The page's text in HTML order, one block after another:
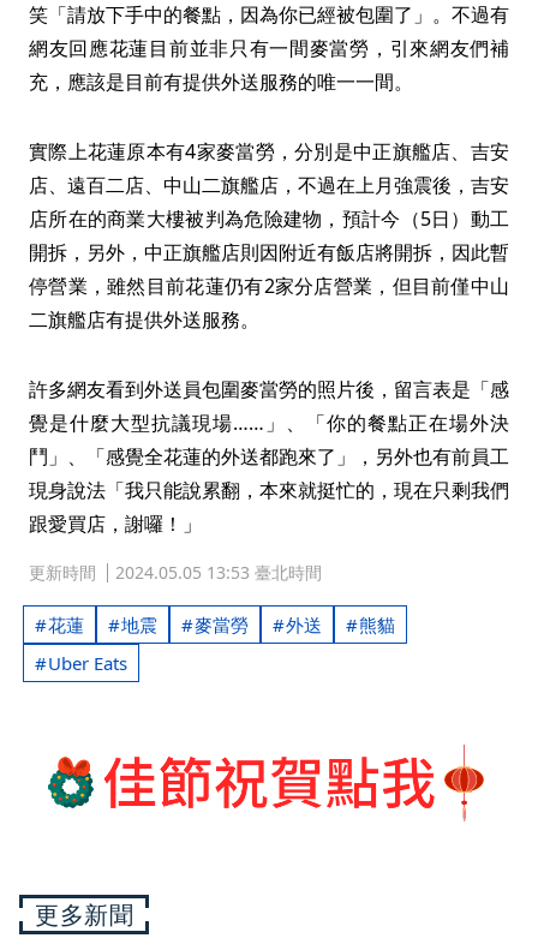
笑「請放下手中的餐點，因為你已經被包圍了」。不過有
網友回應花蓮目前並非只有一間麥當勞，引來網友們補
充，應該是目前有提供外送服務的唯一一間。
實際上花蓮原本有4家麥當勞，分別是中正旗艦店、吉安
店、遠百二店、中山二旗艦店，不過在上月強震後，吉安
店所在的商業大樓被判為危險建物，預計今（5日）動工
開拆，另外，中正旗艦店則因附近有飯店將開拆，因此暫
停營業，雖然目前花蓮仍有2家分店營業，但目前僅中山
二旗艦店有提供外送服務。
許多網友看到外送員包圍麥當勞的照片後，留言表是「感
覺是什麼大型抗議現場……」、「你的餐點正在場外決
鬥」、「感覺全花蓮的外送都跑來了」，另外也有前員工
現身說法「我只能說累翻，本來就挺忙的，現在只剩我們
跟愛買店，謝囉！」
更新時間 2024.05.05 13:53 臺北時間
花蓮 地震 麥當勞 外送
熊貓
Uber Eats
更多新聞